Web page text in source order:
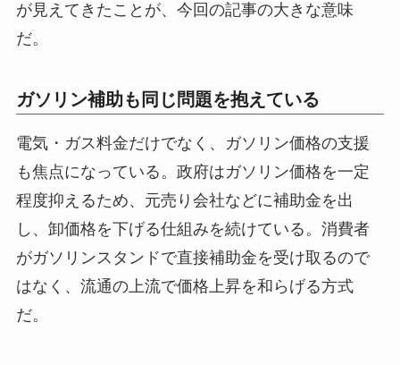
が見えてきたことが、今回の記事の大きな意味
だ。
ガソリン補助も同じ問題を抱えている
電気・ガス料金だけでなく、ガソリン価格の支援
も焦点になっている。政府はガソリン価格を一定
程度抑えるため、元売り会社などに補助金を出
し、卸価格を下げる仕組みを続けている。消費者
がガソリンスタンドで直接補助金を受け取るので
はなく、流通の上流で価格上昇を和らげる方式
だ。